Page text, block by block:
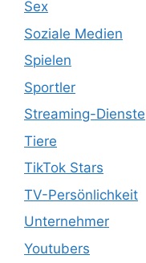
Sex
Soziale Medien
Spielen
Sportler
Streaming-Dienste
Tiere
TikTok Stars
TV-Persönlichkeit
Unternehmer
Youtubers